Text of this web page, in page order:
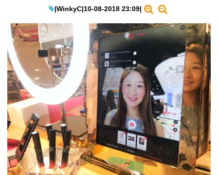
教學評測
EduTech
IT Times
生成式AI與雲端應用
Enterprise Digital Transformation
特集
|WinkyC|10-08-2018 23:09|